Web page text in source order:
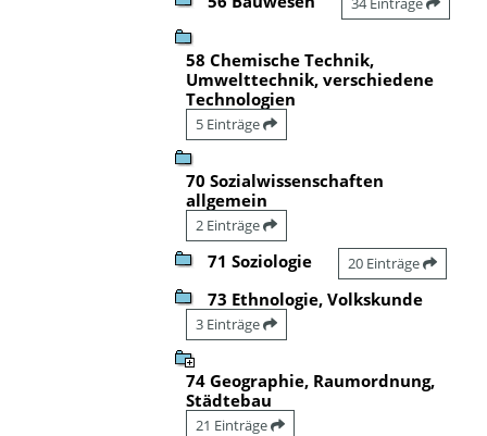
58 Chemische Technik,
Umwelttechnik, verschiedene
Technologien
5 Einträge
70 Sozialwissenschaften
allgemein
2 Einträge
71 Soziologie 20 Einträge
73 Ethnologie, Volkskunde
3 Einträge
74 Geographie, Raumordnung,
Städtebau
21 Einträge